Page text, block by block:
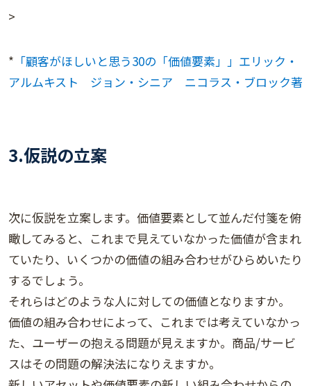
>
* 「顧客がほしいと思う30の「価値要素」」エリック・
アルムキスト ジョン・シニア ニコラス・ブロック著
3.仮説の立案
次に仮説を立案します。価値要素として並んだ付箋を俯
瞰してみると、これまで見えていなかった価値が含まれ
ていたり、いくつかの価値の組み合わせがひらめいたり
するでしょう。
それらはどのような人に対しての価値となりますか。
価値の組み合わせによって、これまでは考えていなかっ
た、ユーザーの抱える問題が見えますか。商品/サービ
スはその問題の解決法になりえますか。